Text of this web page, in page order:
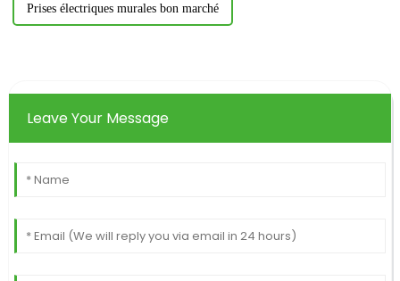
Prises électriques murales bon marché
Leave Your Message